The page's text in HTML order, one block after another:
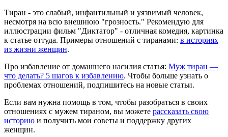
Тиран - это слабый, инфантильный и уязвимый человек,
несмотря на всю внешнюю "грозность." Рекомендую для
иллюстрации фильм "Диктатор" - отличная комедия, картинка
к статье оттуда. Примеры отношений с тиранами: в историях
из жизни женщин.
Про избавление от домашнего насилия статья: Муж тиран —
что делать? 5 шагов к избавлению. Чтобы больше узнать о
проблемах отношений, подпишитесь на новые статьи.
Если вам нужна помощь в том, чтобы разобраться в своих
отношениях с мужем тираном, вы можете рассказать свою
историю и получить мои советы и поддержку других
женщин.